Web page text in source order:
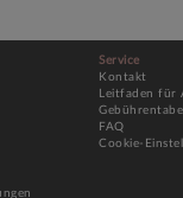
Service
Kontakt
Leitfaden für
FAQ
Cookie-